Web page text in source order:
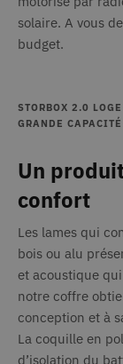
solaire. A vous
budget.
STORBOX 2.0
GRANDE
Un
confort
Les lames qui
bois ou alu
et acoustique
notre coffre
conception et à
La coquille en
d’isolation du